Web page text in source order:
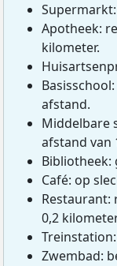
Apotheek:
kilometer.
afstand.
Middelbare
afstand van
Bibliotheek:
Café: op
Restaurant:
0,2
Zwembad: